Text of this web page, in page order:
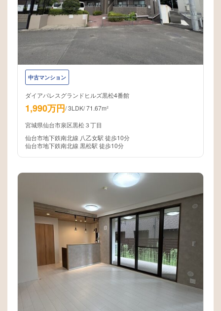
中古マンション
ダイアパレスグランドヒルズ黒松4番館
1,990万円/3LDK/71.67m²
宮城県仙台市泉区黒松３丁目
仙台市地下鉄南北線 八乙女駅 徒歩10分
仙台市地下鉄南北線 黒松駅 徒歩10分